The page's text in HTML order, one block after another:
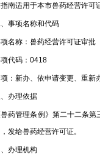
适用于本市兽药经营许可证
项名称和代码
称：兽药经营许可证审批
码：0418
新办、依申请变更、重新
理依据
管理条例》第二十二条第三
发给兽药经营许可证。
理机构